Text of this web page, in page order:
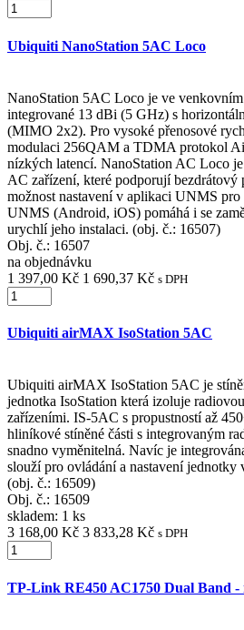
Ubiquiti NanoStation 5AC Loco
NanoStation 5AC Loco je ve venkovním
integrované 13 dBi (5 GHz) s
(MIMO 2x2). Pro vysoké přenosové
modulaci 256QAM a TDMA protokol
nízkých latencí. NanoStation AC Loco
AC zařízení, které podporují bezdrátový
možnost nastavení v aplikaci UNMS
UNMS (Android, iOS) pomáhá i se
urychlí jeho instalaci. (obj. č.: 16507)
Obj. č.: 16507
na objednávku
1 397,00 Kč 1 690,37 Kč s DPH
Ubiquiti airMAX IsoStation 5AC
Ubiquiti airMAX IsoStation 5AC je
jednotka IsoStation která izoluje
zařízeními. IS-5AC s propustností až
hliníkové stíněné části s integrovaným
snadno vyměnitelná. Navíc je
slouží pro ovládání a nastavení jednotky
(obj. č.: 16509)
Obj. č.: 16509
skladem: 1 ks
3 168,00 Kč 3 833,28 Kč s DPH
TP-Link RE450 AC1750 Dual Band -